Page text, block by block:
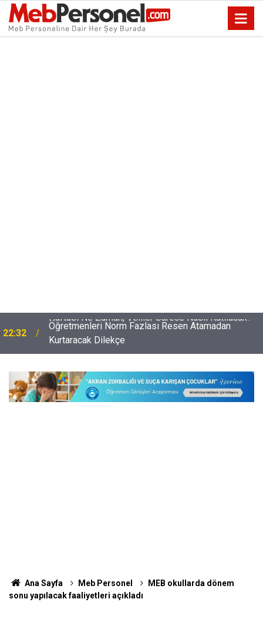
22:32
Öğretmenleri Norm Fazlası Resen Atamadan
Kurtaracak Dilekçe
Ana Sayfa Meb Personel
MEB okullarda dönem
sonu yapılacak faaliyetleri açıkladı